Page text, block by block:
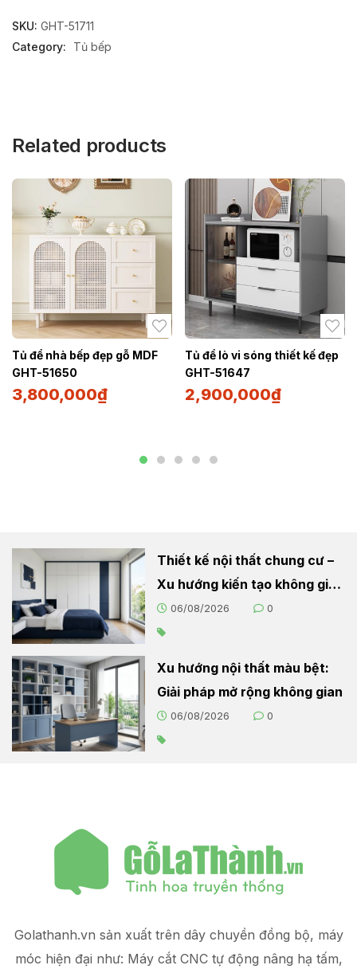
SKU: GHT-51711
Category:
Tủ bếp
Related products
Tủ để nhà bếp đẹp gỗ MDF
GHT-51650
3,800,000₫
Tủ để lò vi sóng thiết kế đẹp
GHT-51647
2,900,000₫
Thiết kế nội thất chung cư –
Xu hướng kiến tạo không gian
sống hiện đại
06/08/2026 0
Xu hướng nội thất màu bệt:
Giải pháp mở rộng không gian
06/08/2026 0
Golathanh.vn sản xuất trên dây chuyền đồng bộ, máy
móc hiện đại như: Máy cắt CNC tự động nâng hạ tấm,